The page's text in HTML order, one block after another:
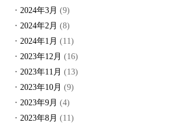
2024年3月 (9)
2024年2月 (8)
2024年1月 (11)
2023年12月 (16)
2023年11月 (13)
2023年10月 (9)
2023年9月 (4)
2023年8月 (11)